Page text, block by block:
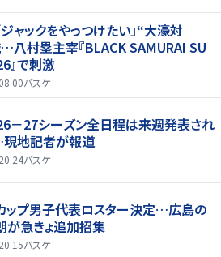
ャックをやっつけたい」“大濠対
八村塁主宰『BLACK SAMURAI SU
』で刺激
バスケ
－27シーズン全日程は来週発表され
地記者が報道
バスケ
ップ男子代表ロスター決定…広島の
が急きょ追加招集
バスケ